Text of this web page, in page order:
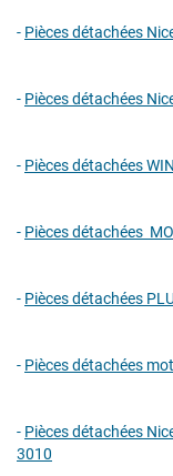
- Pièces détachées
- Pièces détachées
- Pièces détachées
- Pièces détachées
- Pièces détachées
- Pièces détachées
- Pièces détachées
3010